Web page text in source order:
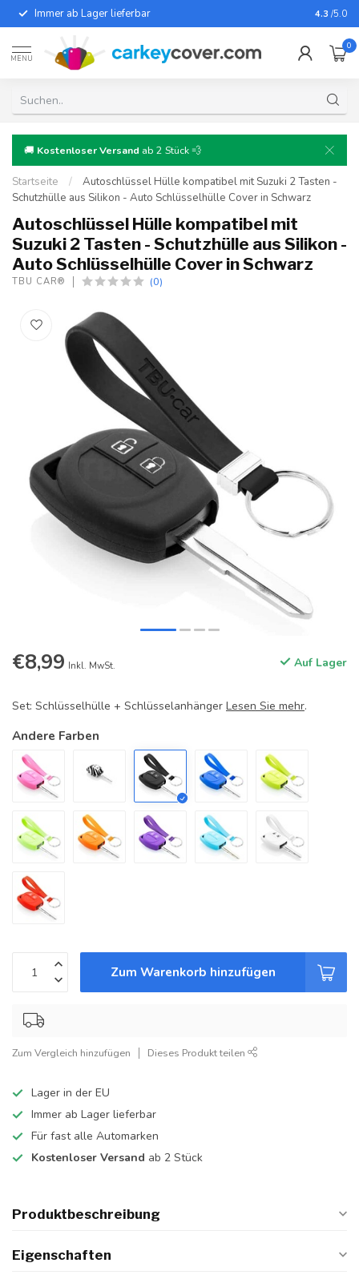
Immer ab Lager lieferbar Für fast
4.3 /5.0
MENU
0
🚚 Kostenloser Versand ab 2 Stück 💨
Startseite /
Autoschlüssel Hülle kompatibel mit Suzuki 2 Tasten -
Schutzhülle aus Silikon - Auto Schlüsselhülle Cover in Schwarz
Autoschlüssel Hülle kompatibel mit
Suzuki 2 Tasten - Schutzhülle aus Silikon -
Auto Schlüsselhülle Cover in Schwarz
TBU CAR® (0)
€8,99 Inkl. MwSt. Auf Lager
Set: Schlüsselhülle + Schlüsselanhänger Lesen Sie mehr.
Andere Farben
Zum Warenkorb hinzufügen
Zum Vergleich hinzufügen Dieses Produkt teilen
Lager in der EU
Immer ab Lager lieferbar
Für fast alle Automarken
Kostenloser Versand ab 2 Stück
Produktbeschreibung
Eigenschaften